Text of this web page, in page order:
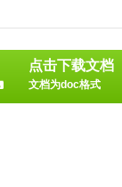
点击下载文档
文档为doc格式